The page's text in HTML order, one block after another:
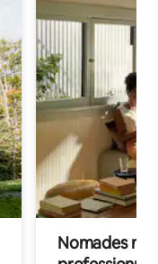
Nomades